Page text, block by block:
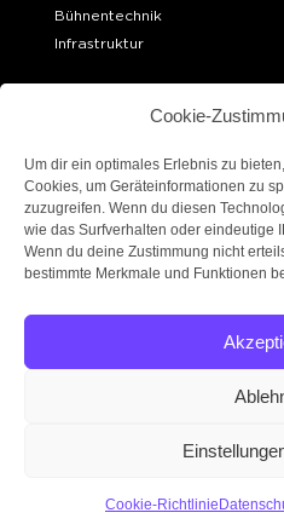
Cookie-
Um dir ein optimales Erlebnis zu
Cookies, um Geräteinformationen zu
zuzugreifen. Wenn du diesen
wie das Surfverhalten oder eindeutige
Wenn du deine Zustimmung nicht
bestimmte Merkmale und Funktionen
Cookie-Richtlinie
Bühnentechnik
Infrastruktur
OFFICE BERLIN
10439 Berlin
LAGER BERLIN
Robert-W.-Kempner-Straße 6
14167 Berlin